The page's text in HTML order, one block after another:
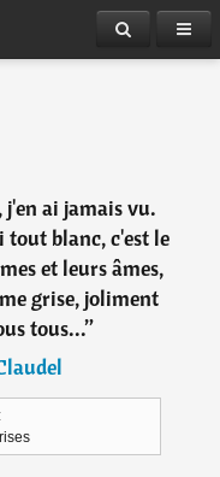
j'en ai jamais vu.
blanc, c'est le
et leurs âmes,
grise, joliment
tous...”